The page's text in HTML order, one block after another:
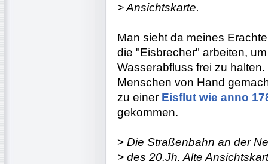
> Ansichtskarte.
Man sieht da meines
die "Eisbrecher" arbeiten,
Wasserabfluss frei zu
Menschen von Hand
zu einer Eisflut wie anno
gekommen.
> Die Straßenbahn an der
> des 20.Jh. Alte